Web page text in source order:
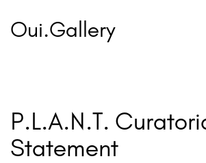
Oui.Gallery
P.L.A.N.T.
Statement